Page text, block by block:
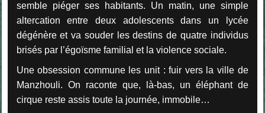
semble piéger ses habitants. Un matin, une simple
altercation entre deux adolescents dans un lycée
dégénère et va souder les destins de quatre individus
brisés par l’égoïsme familial et la violence sociale.
Une obsession commune les unit : fuir vers la ville de
Manzhouli. On raconte que, là-bas, un éléphant de
cirque reste assis toute la journée, immobile…